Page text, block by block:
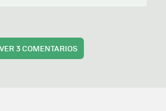
VER3 COMENTARIOS